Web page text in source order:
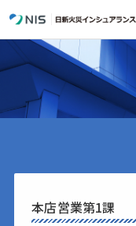
本店営業第1課